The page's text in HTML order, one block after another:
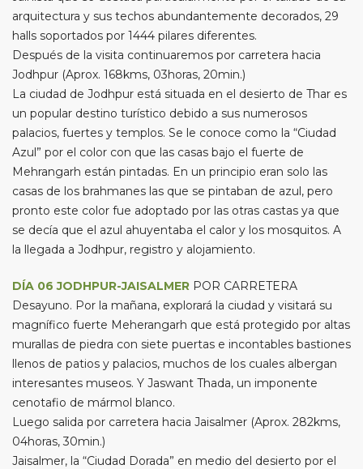
arquitectura y sus techos abundantemente decorados, 29
halls soportados por 1444 pilares diferentes.
Después de la visita continuaremos por carretera hacia
Jodhpur (Aprox. 168kms, 03horas, 20min.)
La ciudad de Jodhpur está situada en el desierto de Thar es
un popular destino turístico debido a sus numerosos
palacios, fuertes y templos. Se le conoce como la “Ciudad
Azul” por el color con que las casas bajo el fuerte de
Mehrangarh están pintadas. En un principio eran solo las
casas de los brahmanes las que se pintaban de azul, pero
pronto este color fue adoptado por las otras castas ya que
se decía que el azul ahuyentaba el calor y los mosquitos. A
la llegada a Jodhpur, registro y alojamiento.
DÍA 06 JODHPUR-JAISALMER POR CARRETERA
Desayuno. Por la mañana, explorará la ciudad y visitará su
magnífico fuerte Meherangarh que está protegido por altas
murallas de piedra con siete puertas e incontables bastiones
llenos de patios y palacios, muchos de los cuales albergan
interesantes museos. Y Jaswant Thada, un imponente
cenotafio de mármol blanco.
Luego salida por carretera hacia Jaisalmer (Aprox. 282kms,
04horas, 30min.)
Jaisalmer, la “Ciudad Dorada” en medio del desierto por el